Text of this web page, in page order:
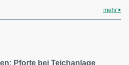
mehr
Pforte bei Teichanlage